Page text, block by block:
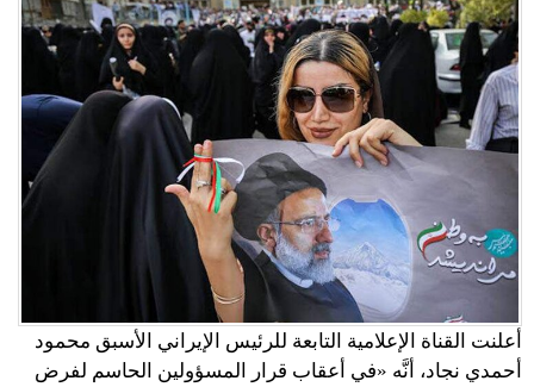
أعلنت القناة الإعلامية التابعة للرئيس الإيراني الأسبق محمود
أحمدي نجاد، أنَّه «في أعقاب قرار المسؤولين الحاسم لفرض